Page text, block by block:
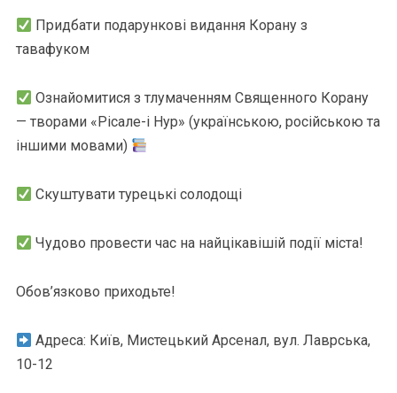
Придбати подарункові видання Корану з
тавафуком
Ознайомитися з тлумаченням Священного Корану
— творами «Рісале-і Нур» (українською, російською та
іншими мовами)
Скуштувати турецькі солодощі
Чудово провести час на найцікавішій події міста!
Обов’язково приходьте!
Адреса: Київ, Мистецький Арсенал, вул. Лаврська,
10-12